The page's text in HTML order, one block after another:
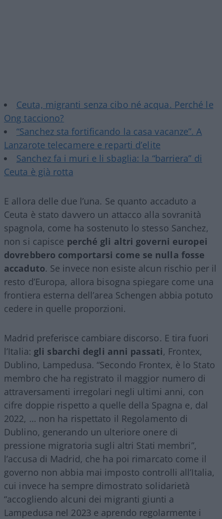
Ceuta, migranti senza cibo né acqua. Perché le
Ong tacciono?
“Sanchez sta fortificando la casa vacanze”. A
Lanzarote telecamere e reparti d’elite
Sanchez fa i muri e li sbaglia: la “barriera” di
Ceuta è già rotta
E allora delle due l’una. Se quanto accaduto a
Ceuta è stato davvero un attacco alla sovranità
spagnola, come ha sostenuto lo stesso Sanchez,
non si capisce perché gli altri governi europei
dovrebbero comportarsi come se nulla fosse
accaduto. Se invece non esiste alcun rischio per il
resto d’Europa, allora bisogna spiegare come una
frontiera esterna dell’area Schengen abbia potuto
cedere in quelle proporzioni.
Madrid preferisce cambiare discorso. E tira fuori
l’Italia: gli sbarchi degli anni passati, Frontex,
Dublino, Lampedusa. “Secondo Frontex, è lo Stato
membro che ha registrato il maggior numero di
attraversamenti irregolari negli ultimi anni, con
cifre doppie rispetto a quelle della Spagna e, dal
2022, … non ha rispettato il Regolamento di
Dublino, generando un ulteriore onere di
pressione migratoria sugli altri Stati membri”,
l’accusa di Madrid, che ha poi rimarcato come il
governo non abbia mai imposto controlli all’Italia,
cui invece ha sempre dimostrato solidarietà
“accogliendo alcuni dei migranti giunti a
Lampedusa nel 2023 e aprendo regolarmente i